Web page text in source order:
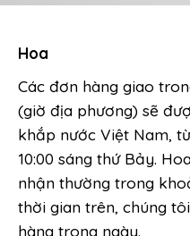
Hoa
Các đơn hàng giao
(giờ địa phương) sẽ
khắp nước Việt Nam,
10:00 sáng thứ Bảy.
nhận thường trong
thời gian trên, chúng
hàng trong ngày.